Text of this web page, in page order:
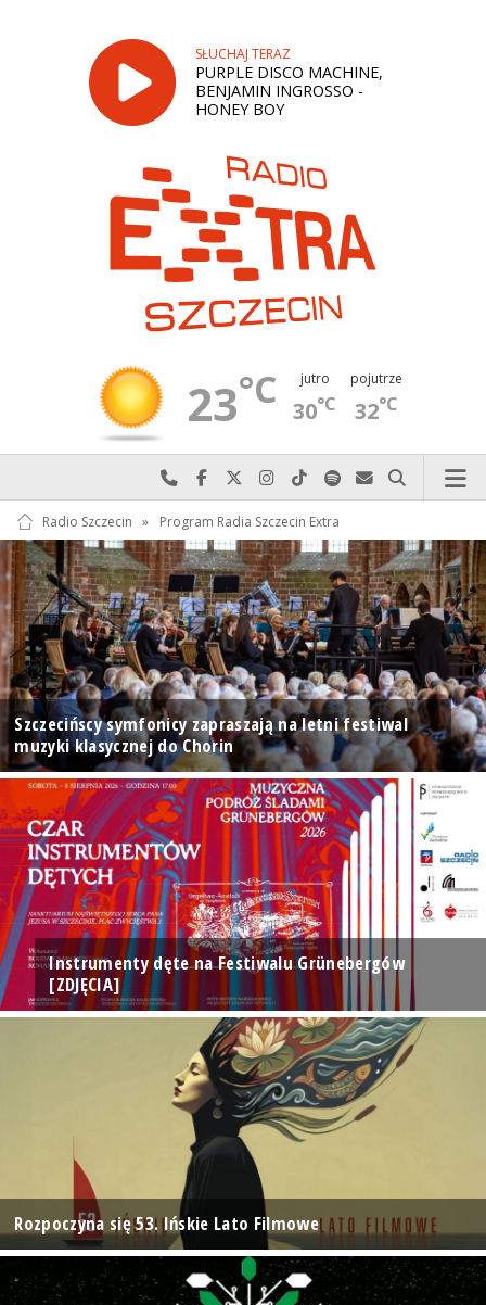
SŁUCHAJ TERAZ
PURPLE DISCO MACHINE,
BENJAMIN INGROSSO -
HONEY BOY
23°C jutro
30°C
pojutrze
32°C
Najlepiej po prostu do nas zadzwoń
Odwiedź nas na Facebook-u
Odwiedź nas na X
Odwiedź nas na Instagram-ie
Odwiedź nas na TikTok-u
Szukaj nas na Spotify
Wyślij do nas
Szukaj
Radio Szczecin » Program Radia Szczecin Extra
Szczecińscy symfonicy zapraszają na letni festiwal
muzyki klasycznej do Chorin
Instrumenty dęte na Festiwalu Grünebergów
[ZDJĘCIA]
Rozpoczyna się 53. Ińskie Lato Filmowe